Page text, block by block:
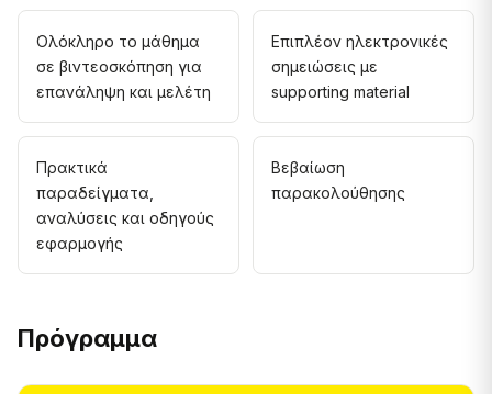
Ολόκληρο το μάθημα
σε βιντεοσκόπηση για
επανάληψη και μελέτη
Επιπλέον ηλεκτρονικές
σημειώσεις με
supporting material
Πρακτικά
παραδείγματα,
αναλύσεις και οδηγούς
εφαρμογής
Βεβαίωση
παρακολούθησης
Πρόγραμμα